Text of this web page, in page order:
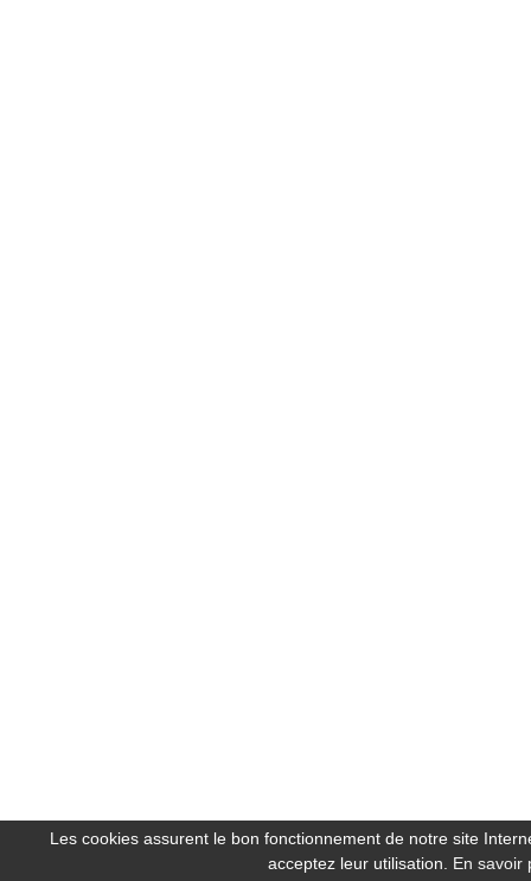
Les cookies assurent le bon fonctionnement de notre site
acceptez leur utilisation. En savoir